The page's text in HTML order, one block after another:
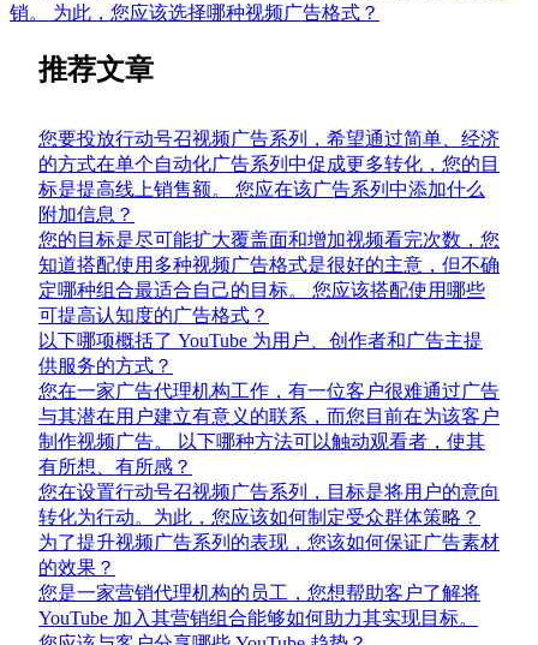
销。 为此，您应该选择哪种视频广告格式？
推荐文章
您要投放行动号召视频广告系列，希望通过简单、经济
的方式在单个自动化广告系列中促成更多转化，您的目
标是提高线上销售额。 您应在该广告系列中添加什么
附加信息？
您的目标是尽可能扩大覆盖面和增加视频看完次数，您
知道搭配使用多种视频广告格式是很好的主意，但不确
定哪种组合最适合自己的目标。 您应该搭配使用哪些
可提高认知度的广告格式？
以下哪项概括了 YouTube 为用户、创作者和广告主提
供服务的方式？
您在一家广告代理机构工作，有一位客户很难通过广告
与其潜在用户建立有意义的联系，而您目前在为该客户
制作视频广告。 以下哪种方法可以触动观看者，使其
有所想、有所感？
您在设置行动号召视频广告系列，目标是将用户的意向
转化为行动。为此，您应该如何制定受众群体策略？
为了提升视频广告系列的表现，您该如何保证广告素材
的效果？
您是一家营销代理机构的员工，您想帮助客户了解将
YouTube 加入其营销组合能够如何助力其实现目标。